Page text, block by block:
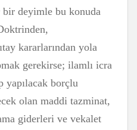
bir deyimle bu konuda
kararlarından yola
gerekirse; ilamlı icra
yapılacak borçlu
olan maddi tazminat,
giderleri ve vekalet